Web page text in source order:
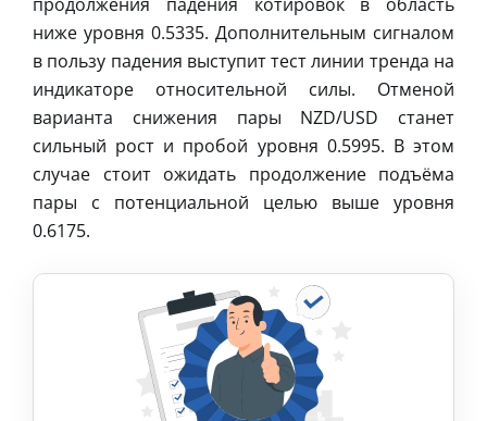
ниже уровня 0.5335. Дополнительным сигналом
в пользу падения выступит тест линии тренда на
индикаторе относительной силы. Отменой
варианта снижения пары NZD/USD станет
сильный рост и пробой уровня 0.5995. В этом
случае стоит ожидать продолжение подъёма
пары с потенциальной целью выше уровня
0.6175.